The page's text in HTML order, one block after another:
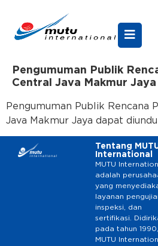
Pengumuman Publik
Central Java Makmur Jaya
Pengumuman Publik Rencana
Java Makmur Jaya dapat
Tentang
International
MUTU
adalah
yang
layanan
inspeksi, dan
sertifikasi.
pada tahun 1990,
MUTU